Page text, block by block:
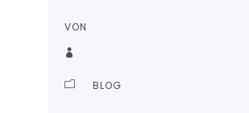
VON
BLOG